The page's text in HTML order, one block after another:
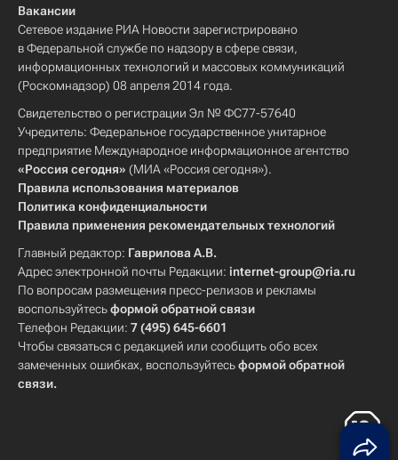
Вакансии
Сетевое издание РИА Новости зарегистрировано
в Федеральной службе по надзору в сфере связи,
информационных технологий и массовых коммуникаций
(Роскомнадзор) 08 апреля 2014 года.
Свидетельство о регистрации Эл № ФС77-57640
Учредитель: Федеральное государственное унитарное
предприятие Международное информационное агентство
«Россия сегодня» (МИА «Россия сегодня»).
Правила использования материалов
Политика конфиденциальности
Правила применения рекомендательных технологий
Главный редактор: Гаврилова А.В.
Адрес электронной почты Редакции: internet-group@ria.ru
По вопросам размещения пресс-релизов и рекламы
воспользуйтесьформой обратной связи
Телефон Редакции: 7 (495) 645-6601
Чтобы связаться с редакцией или сообщить обо всех
замеченных ошибках, воспользуйтесьформой обратной
связи.